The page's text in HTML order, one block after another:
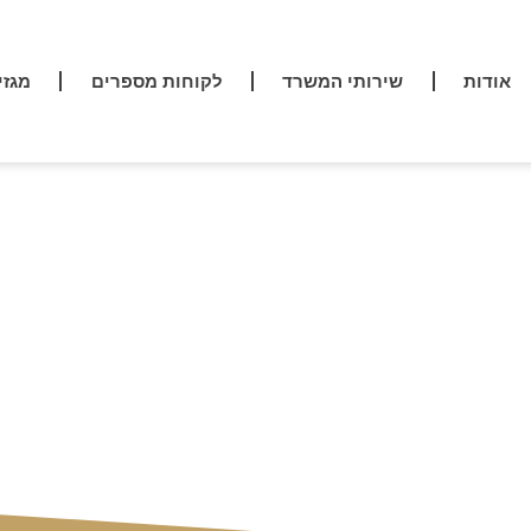
אודות שירותי המשרד לקוחות מספרים